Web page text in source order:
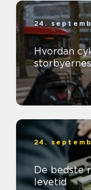
24.
Hvordan
24.
De bedste
levetid